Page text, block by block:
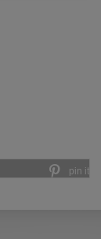
pin it